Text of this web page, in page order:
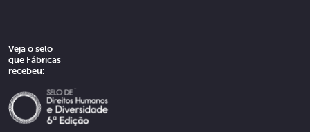
Veja o selo
que Fábricas
recebeu: